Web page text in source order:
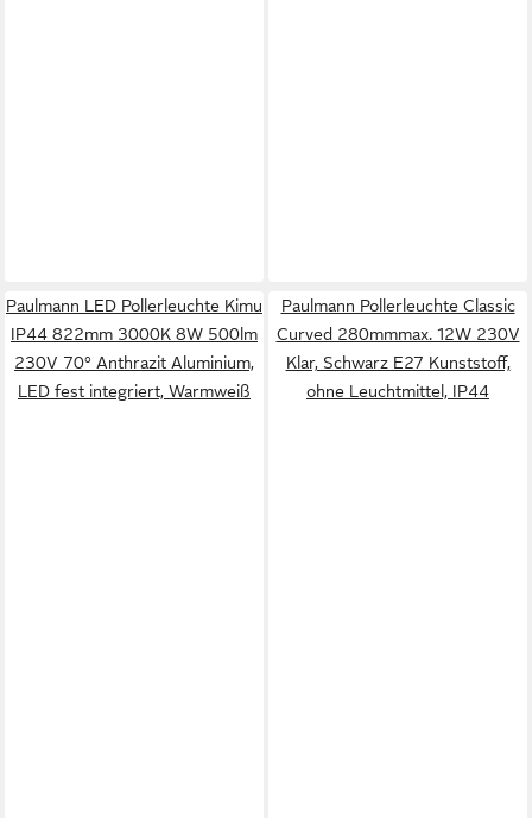
Paulmann LED Pollerleuchte Kimu
IP44 822mm 3000K 8W 500lm
230V 70° Anthrazit Aluminium,
LED fest integriert, Warmweiß
Paulmann Pollerleuchte Classic
Curved 280mmmax. 12W 230V
Klar, Schwarz E27 Kunststoff,
ohne Leuchtmittel, IP44